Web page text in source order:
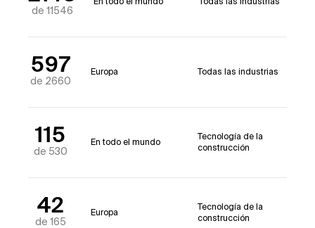
de 11546
En todo el mundo Todas las industrias
597
de 2660
Europa Todas las industrias
115
de 530
En todo el mundo
Tecnología de la
construcción
42
de 165
Europa
Tecnología de la
construcción